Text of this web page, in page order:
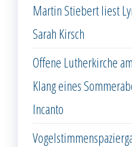
Martin Stiebert liest
Sarah Kirsch
Offene Lutherkirche
Klang eines
Incanto